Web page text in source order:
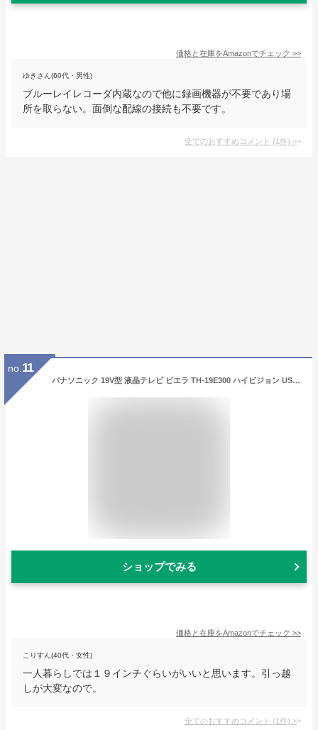
価格と在庫をAmazonでチェック >>
ゆきさん(60代・男性)
ブルーレイレコーダ内蔵なので他に録画機器が不要であり場
所を取らない。面倒な配線の接続も不要です。
全てのおすすめコメント (1件) >
no. 11
パナソニック 19V型 液晶テレビ ビエラ TH-19E300 ハイビジョン USB HDD録画対応 2017年モデル
ショップでみる
価格と在庫をAmazonでチェック >>
こりすん(40代・女性)
一人暮らしでは１９インチぐらいがいいと思います。引っ越
しが大変なので。
全てのおすすめコメント (1件) >